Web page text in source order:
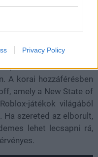
Privacy Policy
kissé bizarr RPG-t is
A korai hozzáférésben
amely a New State of
játékok világából
Ha szereted az elborult,
lehet lecsapni rá,